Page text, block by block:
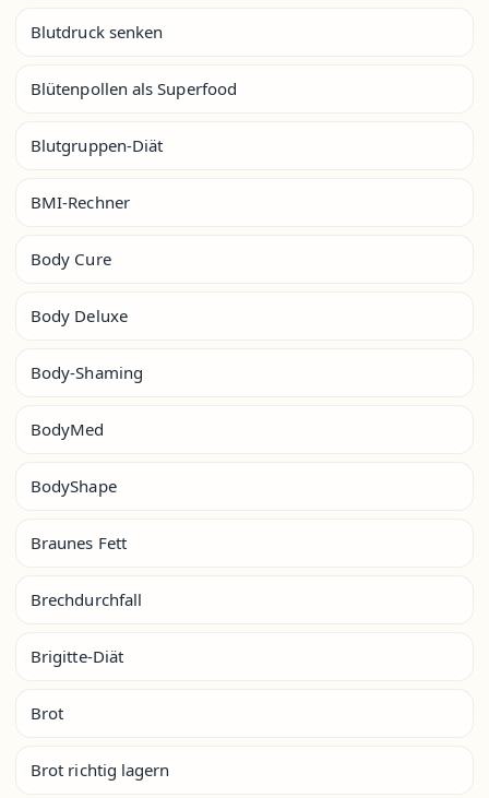
Blutdruck senken
Blütenpollen als Superfood
Blutgruppen-Diät
BMI-Rechner
Body Cure
Body Deluxe
Body-Shaming
BodyMed
BodyShape
Braunes Fett
Brechdurchfall
Brigitte-Diät
Brot
Brot richtig lagern